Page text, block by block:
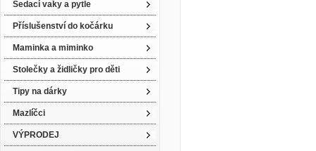
Sedací vaky a pytle
Příslušenství do kočárku
Maminka a miminko
Stolečky a židličky pro děti
Tipy na dárky
Mazlíčci
VÝPRODEJ